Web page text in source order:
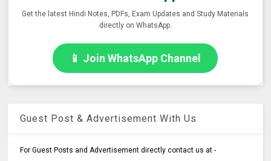
Get the latest Hindi Notes, PDFs, Exam Updates and Study Materials
directly on WhatsApp.
📱 Join WhatsApp Channel
Guest Post & Advertisement With Us
For Guest Posts and Advertisement directly contact us at -